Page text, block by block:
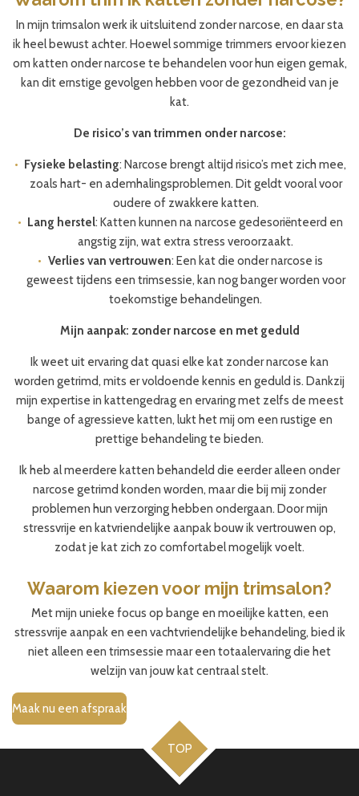
In mijn trimsalon werk ik uitsluitend zonder narcose, en daar sta
ik heel bewust achter. Hoewel sommige trimmers ervoor kiezen
om katten onder narcose te behandelen voor hun eigen gemak,
kan dit ernstige gevolgen hebben voor de gezondheid van je
kat.
De risico’s van trimmen onder narcose:
Fysieke belasting: Narcose brengt altijd risico’s met zich mee,
zoals hart- en ademhalingsproblemen. Dit geldt vooral voor
oudere of zwakkere katten.
Lang herstel: Katten kunnen na narcose gedesoriënteerd en
angstig zijn, wat extra stress veroorzaakt.
Verlies van vertrouwen: Een kat die onder narcose is
geweest tijdens een trimsessie, kan nog banger worden voor
toekomstige behandelingen.
Mijn aanpak: zonder narcose en met geduld
Ik weet uit ervaring dat quasi elke kat zonder narcose kan
worden getrimd, mits er voldoende kennis en geduld is. Dankzij
mijn expertise in kattengedrag en ervaring met zelfs de meest
bange of agressieve katten, lukt het mij om een rustige en
prettige behandeling te bieden.
Ik heb al meerdere katten behandeld die eerder alleen onder
narcose getrimd konden worden, maar die bij mij zonder
problemen hun verzorging hebben ondergaan. Door mijn
stressvrije en katvriendelijke aanpak bouw ik vertrouwen op,
zodat je kat zich zo comfortabel mogelijk voelt.
Waarom kiezen voor mijn trimsalon?
Met mijn unieke focus op bange en moeilijke katten, een
stressvrije aanpak en een vachtvriendelijke behandeling, bied ik
niet alleen een trimsessie maar een totaalervaring die het
welzijn van jouw kat centraal stelt.
Maak nu een afspraak
TOP